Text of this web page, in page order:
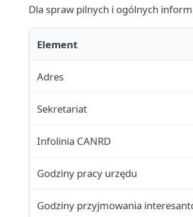
Dla spraw pilnych i ogólnych
Element
Adres
Sekretariat
Infolinia CANRD
Godziny pracy urzędu
Godziny przyjmowania